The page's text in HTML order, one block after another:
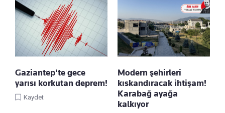
Gaziantep'te gece
yarısı korkutan deprem!
Kaydet
Modern şehirleri
kıskandıracak ihtişam!
Karabağ ayağa
kalkıyor